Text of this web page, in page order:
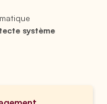
système